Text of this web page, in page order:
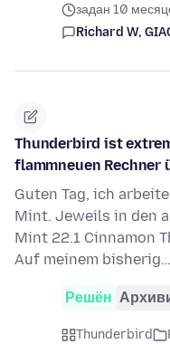
задан 10
Richard W,
Thunderbird ist
flammneuen Rechner
Guten Tag, ich
Mint. Jeweils in den
Mint 22.1 Cinnamon
Auf meinem bisherig…
Решён
Thunderbird